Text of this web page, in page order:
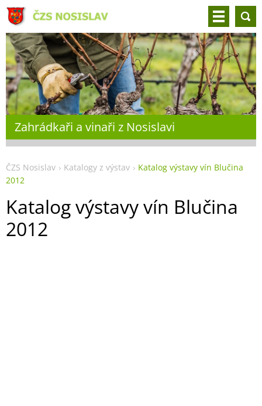
Zahrádkaři a vinaři z Nosislavi
ČZS Nosislav Katalogy z výstav
Katalog výstavy vín Blučina
2012
Katalog výstavy vín Blučina
2012